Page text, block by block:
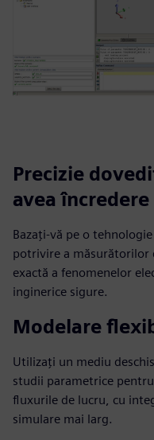
Precizie
avea încredere
Bazați-vă pe o
potrivire a măsurătorilor
exactă a fenomenelor
inginerice sigure.
Modelare
Utilizați un mediu
studii parametrice
fluxurile de lucru, cu
simulare mai larg.